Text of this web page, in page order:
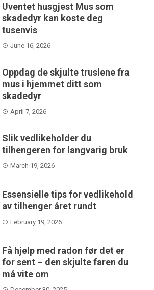
Uventet husgjest Mus som
skadedyr kan koste deg
tusenvis
June 16, 2026
Oppdag de skjulte truslene fra
mus i hjemmet ditt som
skadedyr
April 7, 2026
Slik vedlikeholder du
tilhengeren for langvarig bruk
March 19, 2026
Essensielle tips for vedlikehold
av tilhenger året rundt
February 19, 2026
Få hjelp med radon før det er
for sent – den skjulte faren du
må vite om